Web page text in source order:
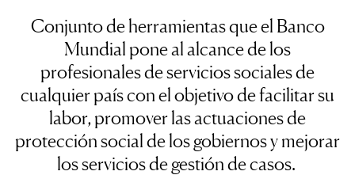
Conjunto de herramientas que el Banco
Mundial pone al alcance de los
profesionales de servicios socialesde
cualquier país con el objetivo de facilitar su
labor, promover las actuaciones de
protección social de los gobiernos y mejorar
los servicios de gestión de casos.